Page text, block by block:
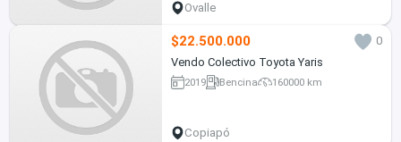
Ovalle
$22.500.000
0
Vendo Colectivo Toyota Yaris
2019 Bencina 160000 km
Copiapó